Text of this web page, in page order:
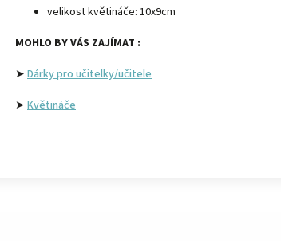
velikost květináče: 10x9cm
MOHLO BY VÁS ZAJÍMAT :
➤ Dárky pro učitelky/učitele
➤ Květináče